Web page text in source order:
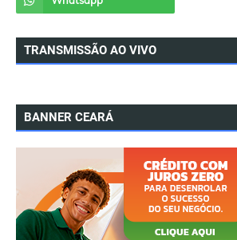
TRANSMISSÃO AO VIVO
BANNER CEARÁ